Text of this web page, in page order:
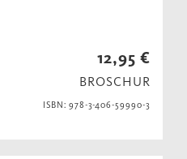
12,95 €
BROSCHUR
ISBN: 978-3-406-59990-3